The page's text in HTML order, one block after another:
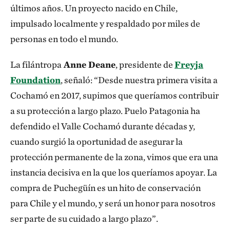
últimos años. Un proyecto nacido en Chile,
impulsado localmente y respaldado por miles de
personas en todo el mundo.
La filántropa Anne Deane, presidente deFreyja
Foundation, señaló: “Desde nuestra primera visita a
Cochamó en 2017, supimos que queríamos contribuir
a su protección a largo plazo. Puelo Patagonia ha
defendido el Valle Cochamó durante décadas y,
cuando surgió la oportunidad de asegurar la
protección permanente de la zona, vimos que era una
instancia decisiva en la que los queríamos apoyar. La
compra de Puchegüín es un hito de conservación
para Chile y el mundo, y será un honor para nosotros
ser parte de su cuidado a largo plazo”.